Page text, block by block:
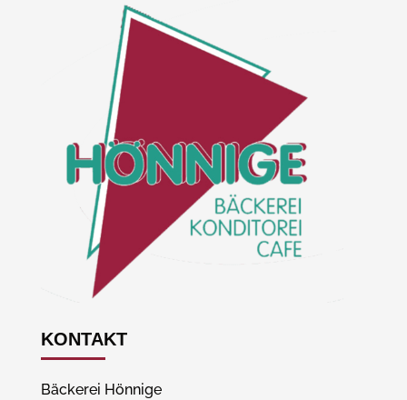
KONTAKT
Bäckerei Hönnige